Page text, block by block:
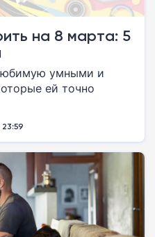
на 8 марта: 5
умными и
ей точно
23:59